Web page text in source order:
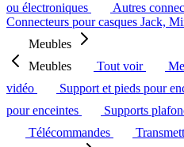
ou électroniques
Autres
Connecteurs pour casques Jack,
Meubles
Meubles
Tout voir
vidéo
Support et pieds pour
pour enceintes
Supports
Télécommandes